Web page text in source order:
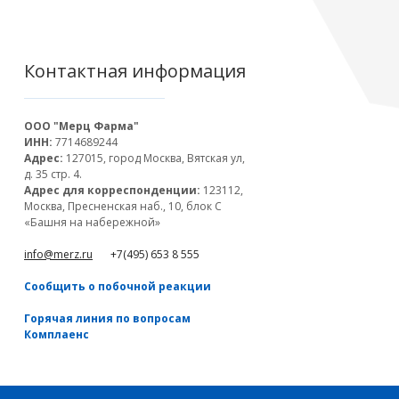
Контактная информация
ООО "Мерц Фарма"
ИНН: 7714689244
Адрес: 127015, город Москва, Вятская ул,
д. 35 стр. 4.
Адрес для корреспонденции: 123112,
Москва, Пресненская наб., 10, блок С
«Башня на набережной»
info@merz.ru +7(495) 653 8 555
Сообщить о побочной реакции
Горячая линия по вопросам
Комплаенс